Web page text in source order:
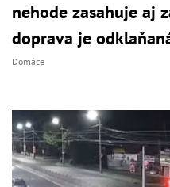
nehode zasahuje aj
doprava je
Domáce